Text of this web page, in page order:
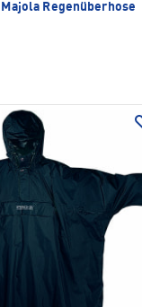
Majola Regenüberhose